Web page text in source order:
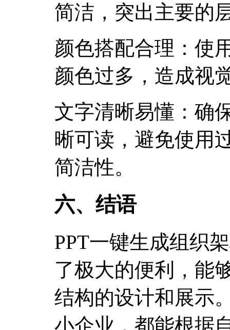
简洁，突出主要的
颜色搭配合理：使
颜色过多，造成视
文字清晰易懂：确
晰可读，避免使用
简洁性。
六、结语
PPT一键生成组织
了极大的便利，能
结构的设计和展示
小企业，都能根据